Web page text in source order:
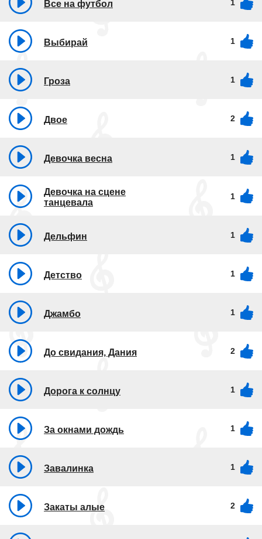
Все на футбол 1
Выбирай 1
Гроза 1
Двое 2
Девочка весна 1
Девочка на сцене
танцевала
1
Дельфин 1
Детство 1
Джамбо 1
До свидания, Дания 2
Дорога к солнцу 1
За окнами дождь 1
Завалинка 1
Закаты алые 2